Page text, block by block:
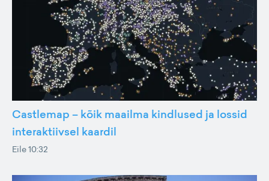
Castlemap – kõik maailma kindlused ja lossid
interaktiivsel kaardil
Eile 10:32